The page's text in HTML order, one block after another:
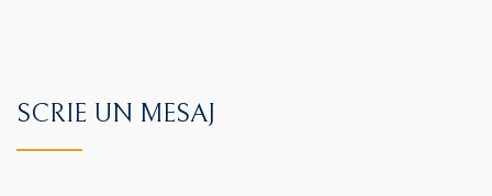
SCRIE UN MESAJ